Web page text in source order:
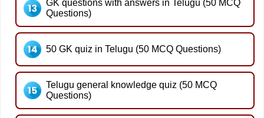
GK questions with answers in Telugu (50 MCQ
Questions)
50 GK quiz in Telugu (50 MCQ Questions)
Telugu general knowledge quiz (50 MCQ
Questions)